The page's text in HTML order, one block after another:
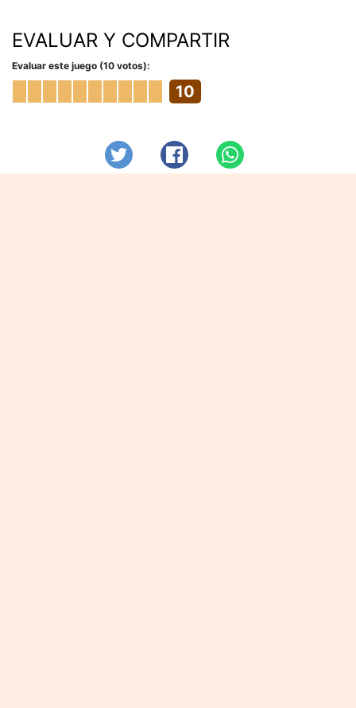
EVALUAR Y COMPARTIR
Evaluar este juego (10 votos):
10